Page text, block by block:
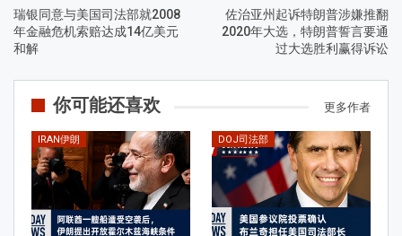
瑞银同意与美国司法部就2008
年金融危机索赔达成14亿美元
和解
佐治亚州起诉特朗普涉嫌推翻
2020年大选，特朗普誓言要通
过大选胜利赢得诉讼
你可能还喜欢 更多作者
IRAN伊朗 DOJ司法部